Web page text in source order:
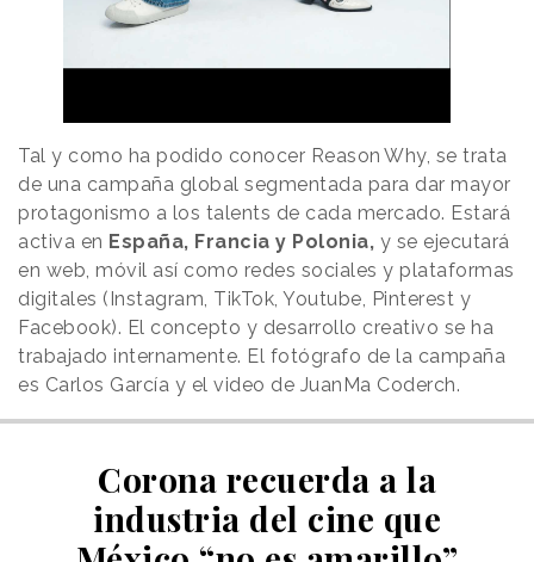
Tal y como ha podido conocer Reason Why, se trata
de una campaña global segmentada para dar mayor
protagonismo a los talents de cada mercado. Estará
activa en España, Francia y Polonia, y se ejecutará
en web, móvil así como redes sociales y plataformas
digitales (Instagram, TikTok, Youtube, Pinterest y
Facebook). El concepto y desarrollo creativo se ha
trabajado internamente. El fotógrafo de la campaña
es Carlos García y el video de JuanMa Coderch.
Corona recuerda a la
industria del cine que